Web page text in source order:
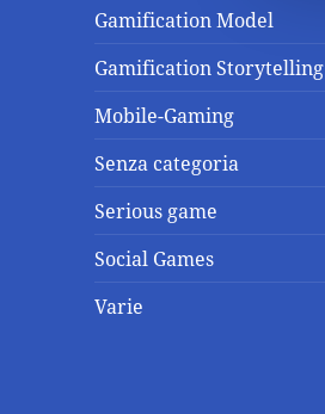
Gamification Model
Gamification Storytelling
Mobile-Gaming
Senza categoria
Serious game
Social Games
Varie